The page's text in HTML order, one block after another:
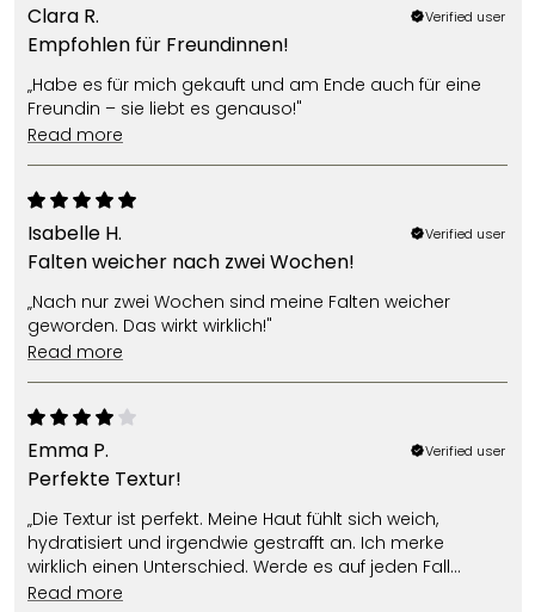
Clara R. Verified user
Empfohlen für Freundinnen!
„Habe es für mich gekauft und am Ende auch für eine
Freundin – sie liebt es genauso!"
read more
Isabelle H. Verified user
Falten weicher nach zwei Wochen!
„Nach nur zwei Wochen sind meine Falten weicher
geworden. Das wirkt wirklich!"
read more
Emma P. Verified user
Perfekte Textur!
„Die Textur ist perfekt. Meine Haut fühlt sich weich,
hydratisiert und irgendwie gestrafft an. Ich merke
wirklich einen Unterschied. Werde es auf jeden Fall
wieder kaufen."
read more